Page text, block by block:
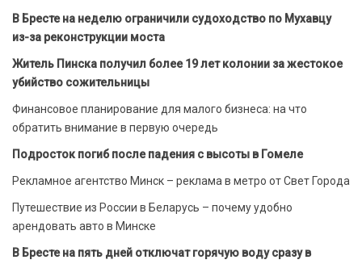
В Бресте на неделю ограничили судоходство по Мухавцу
из-за реконструкции моста
Житель Пинска получил более 19 лет колонии за жестокое
убийство сожительницы
Финансовое планирование для малого бизнеса: на что
обратить внимание в первую очередь
Подросток погиб после падения с высоты в Гомеле
Рекламное агентство Минск – реклама в метро от Свет Города
Путешествие из России в Беларусь – почему удобно
арендовать авто в Минске
В Бресте на пять дней отключат горячую воду сразу в